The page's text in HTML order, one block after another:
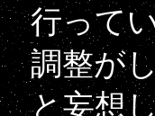
行って
調整が
と妄想